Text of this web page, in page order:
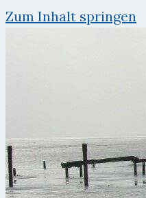
Zum Inhalt springen